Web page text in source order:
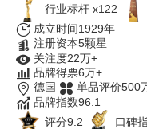
行业标杆 x122
成立时间1929年
注册资本5颗星
关注度22万+
品牌得票6万+
德国
单品评价500
品牌指数96.1
评分9.2
口碑